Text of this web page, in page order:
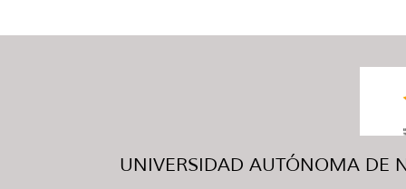
UNIVERSIDAD AUTÓNOMA DE